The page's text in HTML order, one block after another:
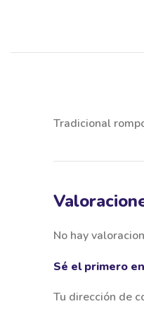
Tradicional
No hay
Sé el primero
Tu dirección de